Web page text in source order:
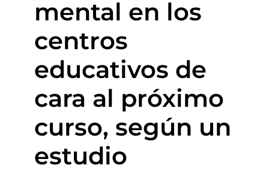
mental en los
centros
educativos de
cara al próximo
curso, según un
estudio